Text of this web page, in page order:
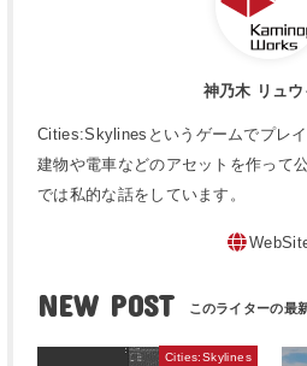
神乃木 リュ
Cities:Skylinesというゲームでプレ
建物や電車などのアセットを作って
では私的な話をしています。
NEW POST
Cities:Skylines